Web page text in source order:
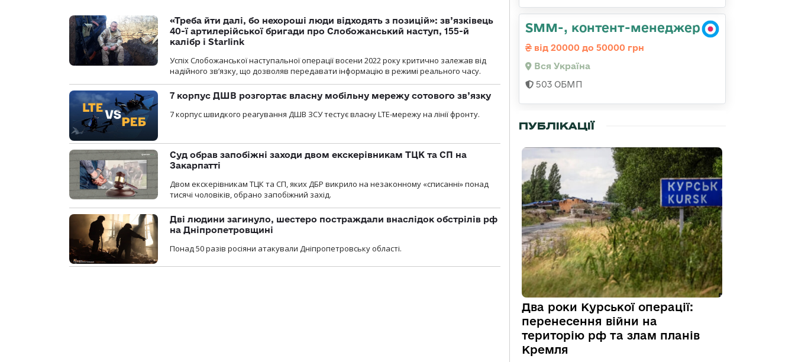
«Треба йти далі, бо нехороші люди відходять з позицій»: зв’язківець
40-ї артилерійської бригади про Слобожанський наступ, 155-й
калібр і Starlink
Успіх Слобожанської наступальної операції восени 2022 року критично залежав від
надійного зв’язку, що дозволяв передавати інформацію в режимі реального часу.
7 корпус ДШВ розгортає власну мобільну мережу сотового зв’язку
7 корпус швидкого реагування ДШВ ЗСУ тестує власну LTE-мережу на лінії фронту.
Суд обрав запобіжні заходи двом екскерівникам ТЦК та СП на
Закарпатті
Двом екскерівникам ТЦК та СП, яких ДБР викрило на незаконному «списанні» понад
тисячі чоловіків, обрано запобіжний захід.
Дві людини загинуло, шестеро постраждали внаслідок обстрілів рф
на Дніпропетровщині
Понад 50 разів росіяни атакували Дніпропетровську області.
SMM-, контент-менеджер
від 20000 до 50000 грн
Вся Україна
503 ОБМП
ПУБЛІКАЦІЇ
Два роки Курської операції:
перенесення війни на
територію рф та злам планів
Кремля